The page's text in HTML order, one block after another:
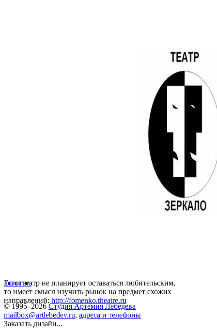
Если театр не планирует оставаться любительским,
то имеет смысл изучить рынок на предмет схожих
направлений: http://fomenko.theatre.ru
логотип
© 1995–2026 Студия Артемия Лебедева
mailbox@artlebedev.ru, адреса и телефоны
Заказать дизайн...